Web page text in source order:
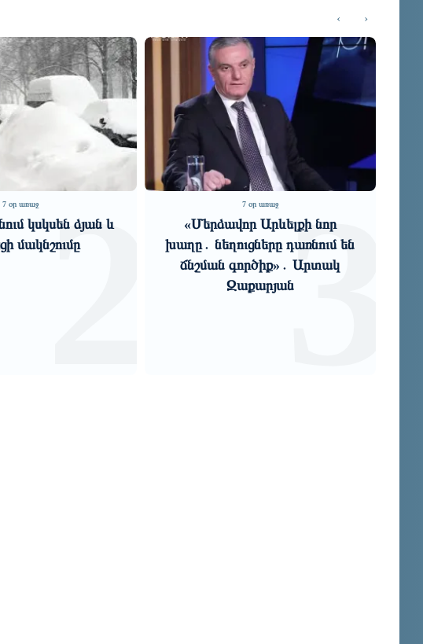
7 օր առաջ
Արևելքի նոր
դառնում են
3 6 օր առաջ
Հիմնարար հակասություններ,
խորացող մտահոգություններ.
«Փաստ»4
‹ ›